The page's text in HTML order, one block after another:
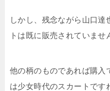
しかし、残念ながら山口達
トは既に販売されていませ
他の柄のものであれば購入
は少女時代のスカートです